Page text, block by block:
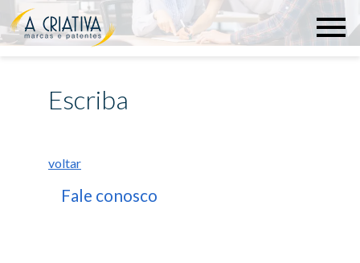
Escriba
voltar
Fale conosco